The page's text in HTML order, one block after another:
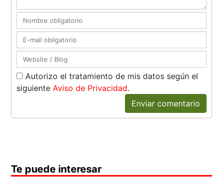
Autorizo el tratamiento de mis datos según el
siguiente Aviso de Privacidad.
Enviar comentario
Te puede interesar